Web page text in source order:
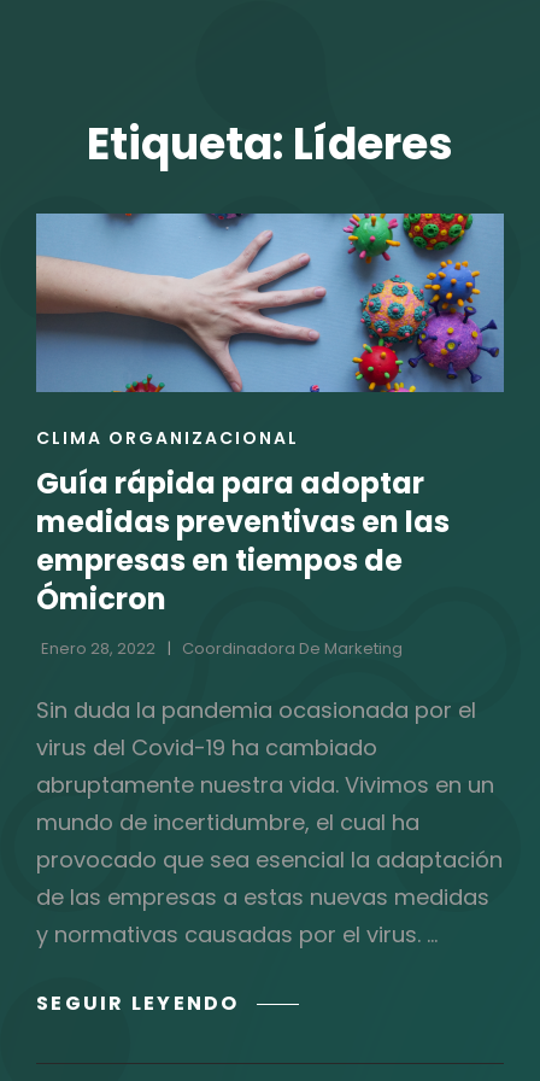
Etiqueta: Líderes
ENLACES
LAS
CATEGORÍAS
CLIMA ORGANIZACIONAL
Guía rápida para adoptar
medidas preventivas en las
empresas en tiempos de
Ómicron
Enero 28, 2022 Coordinadora De Marketing
Sin duda la pandemia ocasionada por el
virus del Covid-19 ha cambiado
abruptamente nuestra vida. Vivimos en un
mundo de incertidumbre, el cual ha
provocado que sea esencial la adaptación
de las empresas a estas nuevas medidas
y normativas causadas por el virus. …
SEGUIR LEYENDO GUÍA
PARA